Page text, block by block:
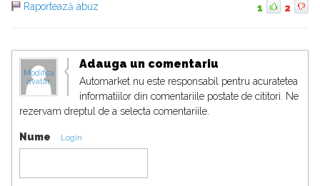
Raportează abuz
1 2
Modifica
avatar
Adauga un comentariu
Automarket nu este responsabil pentru acuratetea
informatiilor din comentariile postate de cititori. Ne
rezervam dreptul de a selecta comentariile.
Nume Login